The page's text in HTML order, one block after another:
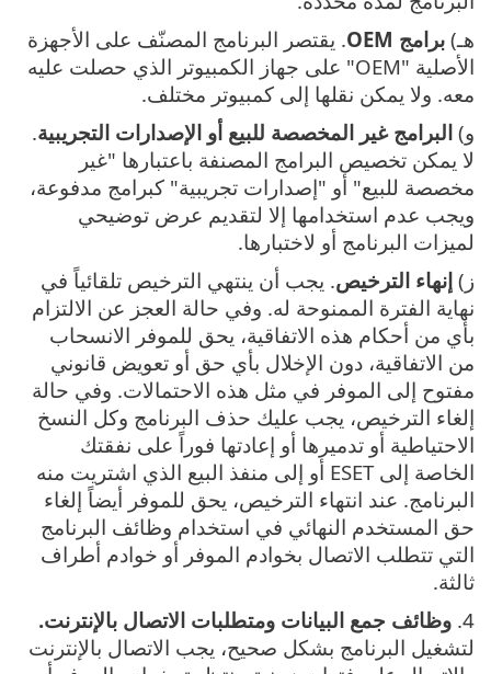
هـ) برامج OEM
. يقتصر البرنامج المصنّف على الأجهزة
الأصلية "OEM" على جهاز الكمبيوتر الذي حصلت عليه
معه. ولا يمكن نقلها إلى كمبيوتر مختلف.
و) البرامج غير المخصصة للبيع أو الإصدارات التجريبية.
لا يمكن تخصيص البرامج المصنفة باعتبارها "غير
مخصصة للبيع" أو "إصدارات تجريبية" كبرامج مدفوعة،
ويجب عدم استخدامها إلا لتقديم عرض توضيحي
لميزات البرنامج أو لاختبارها.
ز) إنهاء الترخيص. يجب أن ينتهي الترخيص تلقائياً في
نهاية الفترة الممنوحة له. وفي حالة العجز عن الالتزام
بأي من أحكام هذه الاتفاقية، يحق للموفر الانسحاب
من الاتفاقية، دون الإخلال بأي حق أو تعويض قانوني
مفتوح إلى الموفر في مثل هذه الاحتمالات. وفي حالة
إلغاء الترخيص، يجب عليك حذف البرنامج وكل النسخ
الاحتياطية أو تدميرها أو إعادتها فوراً على نفقتك
الخاصة إلى ESET أو إلى منفذ البيع الذي اشتريت منه
البرنامج. عند انتهاء الترخيص، يحق للموفر أيضاً إلغاء
حق المستخدم النهائي في استخدام وظائف البرنامج
التي تتطلب الاتصال بخوادم الموفر أو خوادم أطراف
ثالثة‎.
4. وظائف جمع البيانات ومتطلبات الاتصال بالإنترنت.
لتشغيل البرنامج بشكل صحيح، يجب الاتصال بالإنترنت